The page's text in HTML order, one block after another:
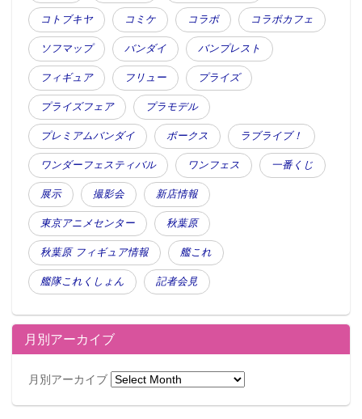
コトブキヤ コミケ コラボ コラボカフェ
ソフマップ バンダイ バンプレスト
フィギュア フリュー プライズ
プライズフェア プラモデル
プレミアムバンダイ ボークス ラブライブ！
ワンダーフェスティバル ワンフェス 一番くじ
展示 撮影会 新店情報
東京アニメセンター 秋葉原
秋葉原 フィギュア情報 艦これ
艦隊これくしょん 記者会見
月別アーカイブ
月別アーカイブ